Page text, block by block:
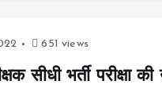
651 views
सीधी भर्ती परीक्षा